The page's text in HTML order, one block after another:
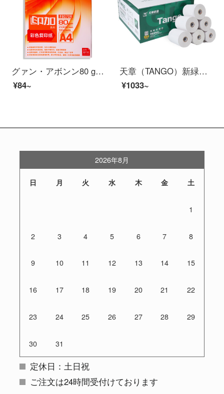
グァン・アボンン80 g A 4レッドプリントシリーズのカラーコピー用紙100枚/バッグF 8070 R
¥84~
天章（TANGO）新緑天章の中で高品質で感熱性の高い銀紙80×60 mm美団のテイクアウトpoスーパーのレシート50巻（30 m/巻）のレジ紙の枚数が足ります。
¥1033~
2026年8月
日 月 火 水 木 金 土
1
2 3 4 5 6 7 8
9 10 11 12 13 14 15
16 17 18 19 20 21 22
23 24 25 26 27 28 29
30 31
定休日：土日祝
ご注文は24時間受付けております